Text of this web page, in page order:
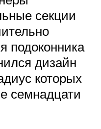
секции
подоконника
дизайн
которых
семнадцати